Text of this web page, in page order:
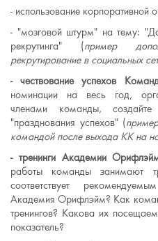
- использование
- "мозговой штурм" на тему:
рекрутинга" (пример
рекрутирование в социальных
- чествование успехов
номинации на весь год,
членами команды,
"празднования успехов" (
командой после выхода КК на
- тренинги Академии
работы команды занимают
соответствует
Академия Орифлэйм? Как
тренингов? Какова их
показатель?